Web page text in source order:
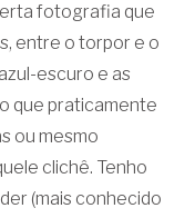
fotografia que
entre o torpor e o
escuro e as
que praticamente
ou mesmo
clichê. Tenho
(mais conhecido